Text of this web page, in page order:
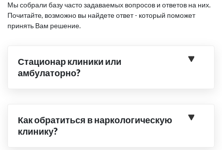
Мы собрали базу часто задаваемых вопросов и ответов на них.
Почитайте, возможно вы найдете ответ - который поможет
принять Вам решение.
Стационар клиники или
амбулаторно?
Как обратиться в наркологическую
клинику?